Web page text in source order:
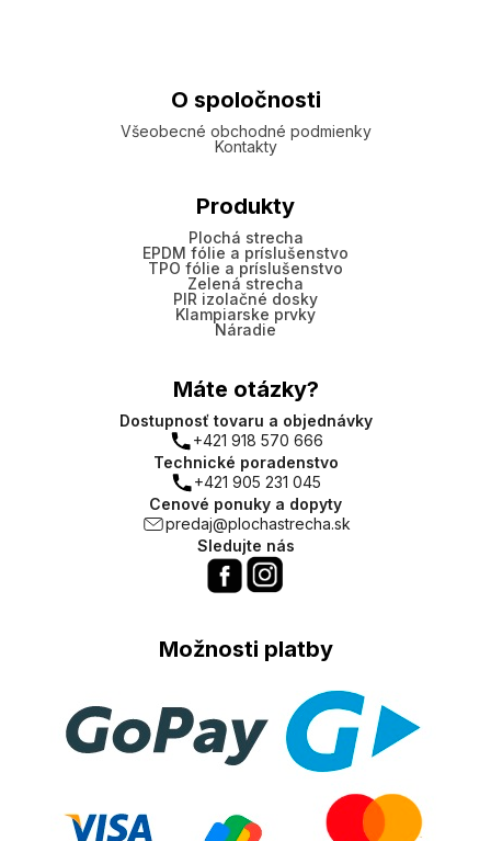
O spoločnosti
Všeobecné obchodné podmienky
Kontakty
Produkty
Plochá strecha
EPDM fólie a príslušenstvo
TPO fólie a príslušenstvo
Zelená strecha
PIR izolačné dosky
Klampiarske prvky
Náradie
Máte otázky?
Dostupnosť tovaru a objednávky
+421 918 570 666
Technické poradenstvo
+421 905 231 045
Cenové ponuky a dopyty
predaj@plochastrecha.sk
Sledujte nás
Možnosti platby